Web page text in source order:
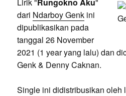
dari Ndarboy Genkini
dipublikasikan pada
tanggal 26 November
2021 (1 year yang lalu) dan
Genk & Denny Caknan.
Single ini didistribusikan oleh